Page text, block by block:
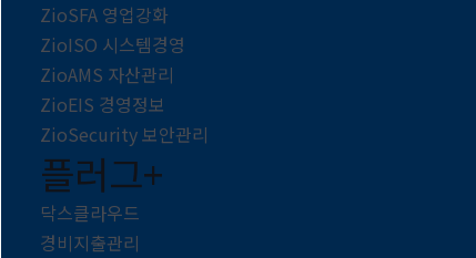
ZioSFA 영업강화
ZioISO 시스템경영
ZioAMS 자산관리
ZioEIS 경영정보
ZioSecurity 보안관리
플러그+
닥스클라우드
경비지출관리